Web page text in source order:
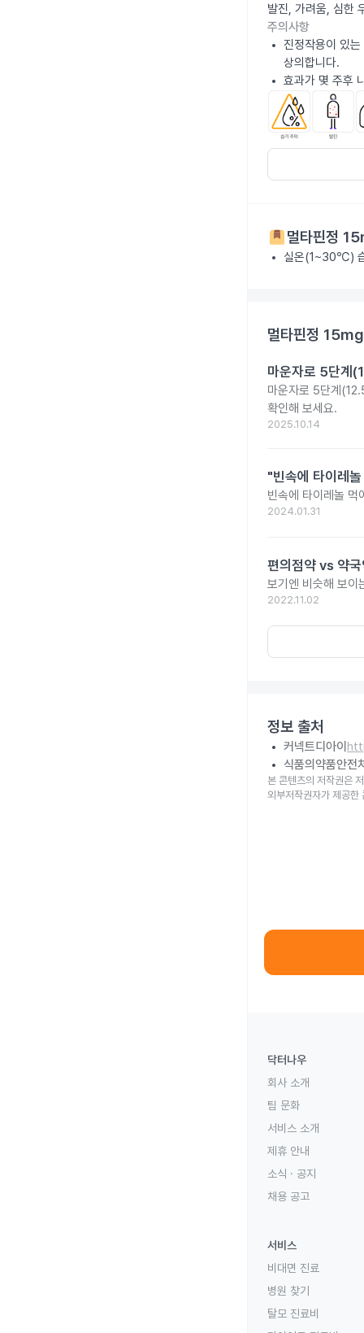
발진, 가려움, 심한
주의사항
진정작용이 있
상의합니다.
효과가 몇 주후
멀타핀정
실온(1~30℃)
멀타핀정 15mg
마운자로 5단계
마운자로 5단계
확인해 보세요.
2025.10.14
"빈속에 타이레
빈속에 타이레놀 먹
2024.01.31
편의점약 vs 약
보기엔 비슷해 보이
2022.11.02
정보 출처
커넥트디아이
식품의약품안전
본 콘텐츠의 저작권은
외부저작권자가 제공한
닥터나우
회사 소개
팀 문화
서비스 소개
제휴 안내
소식 · 공지
채용 공고
서비스
비대면 진료
병원 찾기
탈모 진료비